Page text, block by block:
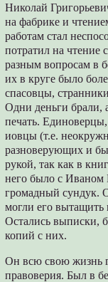
Николай
на фабрике и
работам стал
потратил на чтение
разным вопросам в
их в круге было
спасовцы,
Одни деньги брали,
печать.
иовцы (т.е.
разноверующих и
рукой, так как в
него было с Иваном
громадный сундук.
могли его вытащить
Остались выписки,
копий с них.
Он всю свою жизнь
правоверия. Был в